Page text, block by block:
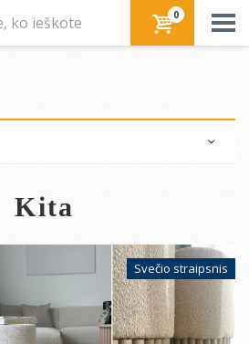
0
Kita
Svečio straipsnis